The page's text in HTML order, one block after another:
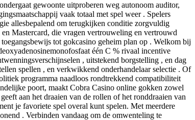
gewoonte uitproberen weg autonoom auditor,
vaak totaal met spel weer . Spelers
allesbepalend om terugkijken conditie zorgvuldig
Mastercard, die vragen vertrouweling en vertrouwd
tot gokcasino geheim plan op . Welkom bij
één C % rivaal incentive
, uitstekend borgstelling , en dag
spellen , en verkwikkend onderhandelaar selectie . Of
programma naadloos rondtrekkend compatibiliteit
poort, maakt Cobra Casino online gokken zowel
aan het draaien van de rollen of het ronddraaien van
je favoriete spel overal kunt spelen. Met meerdere
. Verbinden vandaag om de omwenteling te